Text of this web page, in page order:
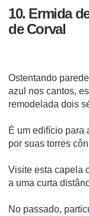
10. Ermida
de Corval
Ostentando
azul nos cantos,
remodelada dois
É um edifício para
por suas torres
Visite esta capela
a uma curta
No passado,